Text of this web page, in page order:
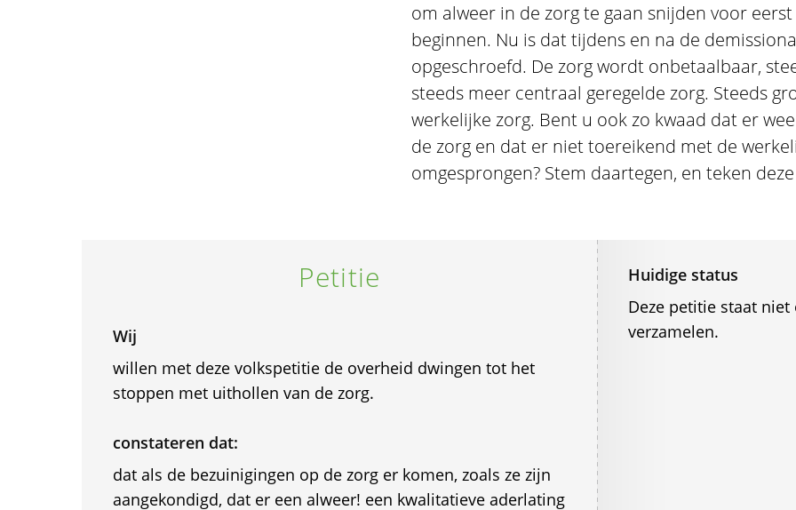
om alweer in de zorg te gaan snijden voor
beginnen. Nu is dat tijdens en na de
opgeschroefd. De zorg wordt onbetaalbaar,
steeds meer centraal geregelde zorg. Steeds
werkelijke zorg. Bent u ook zo kwaad dat er
de zorg en dat er niet toereikend met de
omgesprongen? Stem daartegen, en teken
Petitie
Wij
willen met deze volkspetitie de overheid dwingen tot het
stoppen met uithollen van de zorg.
constateren dat:
dat als de bezuinigingen op de zorg er komen, zoals ze zijn
aangekondigd, dat er een alweer! een kwalitatieve aderlating
Huidige status
Deze petitie staat
verzamelen.